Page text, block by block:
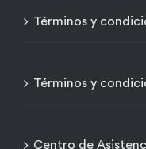
Términos y
Términos y
Centro de